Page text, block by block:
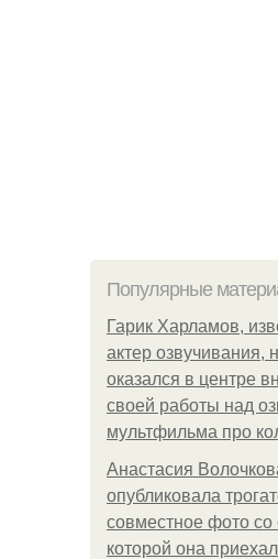
Популярные
Гарик Харламов,
актер озвучивания,
оказался в центре
своей работы над
мультфильма про
Анастасия
опубликовала
совместное фото
которой она